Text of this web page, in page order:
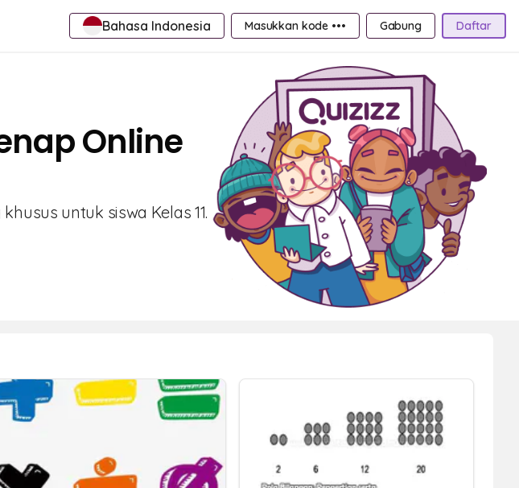
Bahasa Indonesia Masukkan kode ••• Gabung Daftar
Online
untuk siswa Kelas 11.